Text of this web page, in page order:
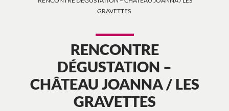
GRAVETTES
RENCONTRE
DÉGUSTATION –
CHÂTEAU JOANNA / LES
GRAVETTES